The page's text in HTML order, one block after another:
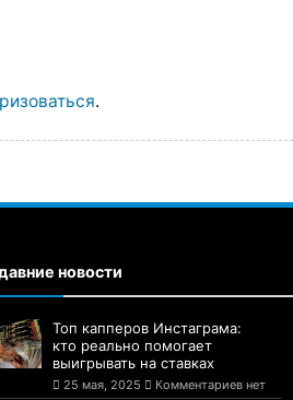
.
новости
Топ капперов Инстаграма:
кто реально помогает
выигрывать на ставках
25 мая, 2025 Комментариев нет